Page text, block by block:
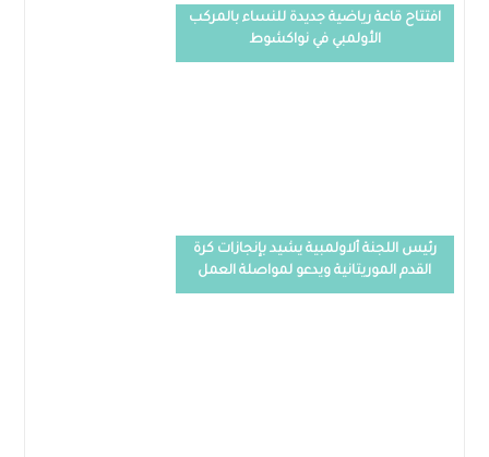
افتتاح قاعة رياضية جديدة للنساء بالمركب
الأولمبي في نواكشوط
رئيس اللجنة ألاولمبية يشيد بإنجازات كرة
القدم الموريتانية ويدعو لمواصلة العمل